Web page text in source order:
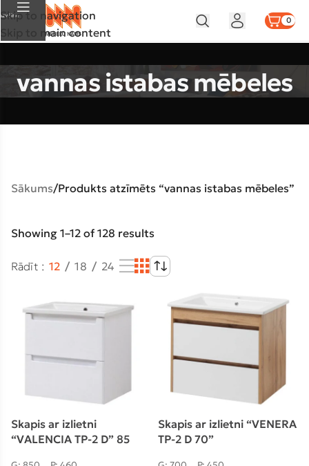
Skip to navigation
Skip to main content
Izvēlne 0
vannas istabas mēbeles
Sākums Produkts atzīmēts “vannas istabas mēbeles”
Showing 1–12 of 128 results
Rādīt 12 18 24
Skapis ar izlietni
“VALENCIA TP-2 D” 85
Skapis ar izlietni “VENERA
TP-2 D 70”